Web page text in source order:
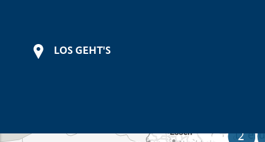
LOS GEHT'S